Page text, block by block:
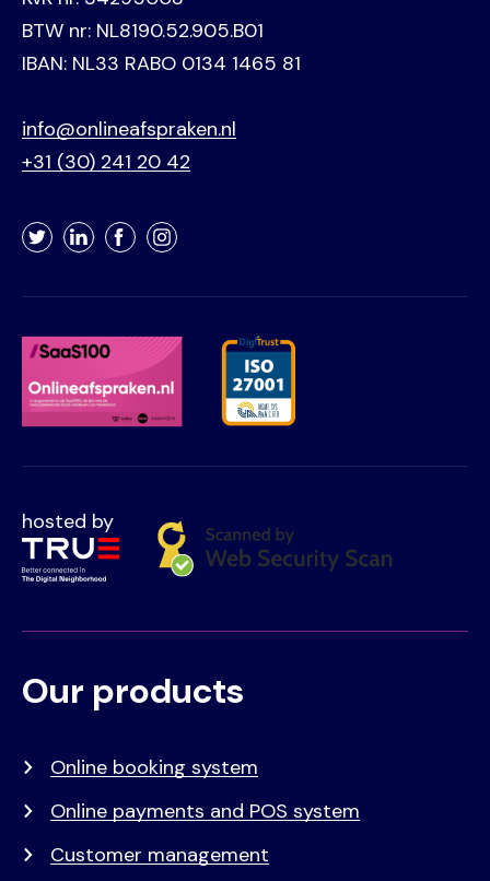
BTW nr: NL8190.52.905.B01
IBAN: NL33 RABO 0134 1465 81
info@onlineafspraken.nl
+31 (30) 241 20 42
TwitterLinkedInFacebookInstagram
hosted by
Voet
Primair
Our products
Online booking system
Online payments and POS system
Customer management